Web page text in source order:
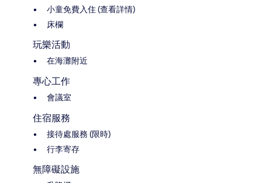
小童免費入住 (查看詳情)
床欄
玩樂活動
在海灘附近
專心工作
會議室
住宿服務
接待處服務 (限時)
行李寄存
無障礙設施